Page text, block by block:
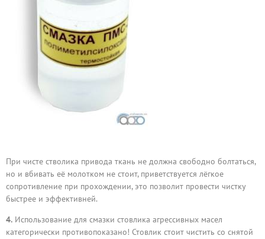
При чисте стволика привода ткань не должна свободно болтаться,
но и вбивать её молотком не стоит, приветствуется лёгкое
сопротивление при прохождении, это позволит провести чистку
быстрее и эффективней.
4. Использование для смазки стовлика агрессивных масел
категорически противопоказано! Стовлик стоит чистить со снятой